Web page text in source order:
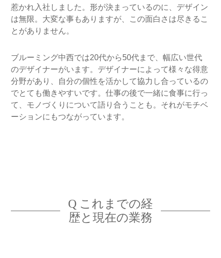
惹かれ入社しました。形が決まっているのに、デザイン
は無限。大変な事もありますが、この面白さは尽きるこ
とがありません。
ブルーミング中西では20代から50代まで、幅広い世代
のデザイナーがいます。デザイナーによって様々な得意
分野があり、自分の個性を活かして協力し合っているの
でとても働きやすいです。仕事の後で一緒に食事に行っ
て、モノづくりについて語り合うことも。それがモチベ
ーションにもつながっています。
Q これまでの経
歴と現在の業務